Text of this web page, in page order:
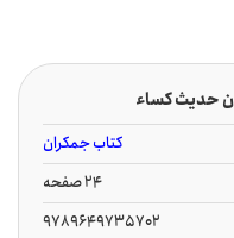
حدیث کساء
کتاب جمکران
24 صفحه
9789649735702